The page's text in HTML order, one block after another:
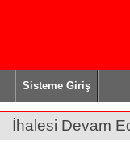
Sisteme Giriş
İhalesi Devam